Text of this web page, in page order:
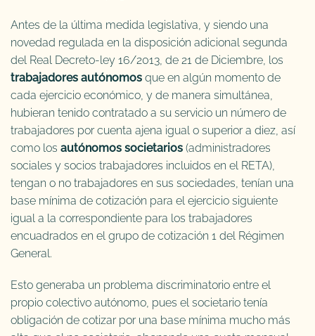
Antes de la última medida legislativa, y siendo una
novedad regulada en la disposición adicional segunda
del Real Decreto-ley 16/2013, de 21 de Diciembre, los
trabajadores autónomos que en algún momento de
cada ejercicio económico, y de manera simultánea,
hubieran tenido contratado a su servicio un número de
trabajadores por cuenta ajena igual o superior a diez, así
como los autónomos societarios (administradores
sociales y socios trabajadores incluidos en el RETA),
tengan o no trabajadores en sus sociedades, tenían una
base mínima de cotización para el ejercicio siguiente
igual a la correspondiente para los trabajadores
encuadrados en el grupo de cotización 1 del Régimen
General.
Esto generaba un problema discriminatorio entre el
propio colectivo autónomo, pues el societario tenía
obligación de cotizar por una base mínima mucho más